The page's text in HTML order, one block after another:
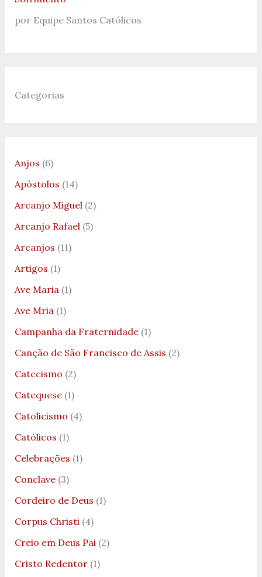
por Equipe Santos Católicos
Categorias
Anjos (6)
Apóstolos (14)
Arcanjo Miguel(2)
Arcanjo Rafael(5)
Arcanjos (11)
Artigos (1)
Ave Maria(1)
Ave Mria(1)
Campanha da Fraternidade(1)
Canção de São Francisco de Assis (2)
Catecismo (2)
Catequese(1)
Catolicismo (4)
Católicos (1)
Celebrações (1)
Conclave(3)
Cordeiro de Deus (1)
Corpus Christi(4)
Creio em Deus Pai(2)
Cristo Redentor(1)